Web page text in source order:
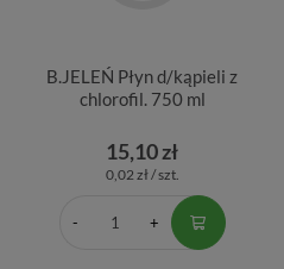
B.JELEŃ Płyn d/kąpieli z
chlorofil. 750 ml
15,10 zł
0,02 zł / szt.